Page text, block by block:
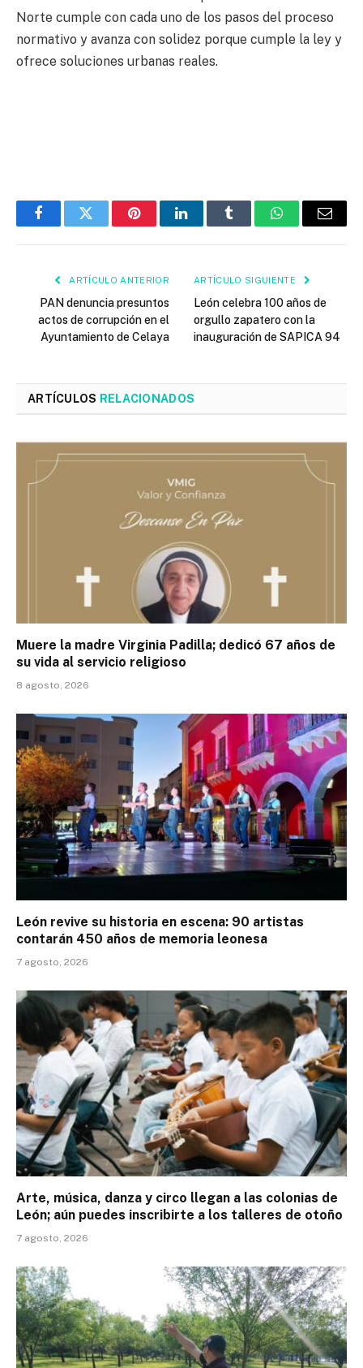
Norte cumple con cada uno de los pasos del proceso
normativo y avanza con solidez porque cumple la ley y
ofrece soluciones urbanas reales.
FacebookTwitter PinterestLinkedInTumblr WhatsAppEmail
ARTÍCULO ANTERIOR
PAN denuncia presuntos
actos de corrupción en el
Ayuntamiento de Celaya
ARTÍCULO SIGUIENTE
León celebra 100 años de
orgullo zapatero con la
inauguración de SAPICA 94
ARTÍCULOS RELACIONADOS
Muere la madre Virginia Padilla; dedicó 67 años de
su vida al servicio religioso
8 agosto, 2026
León revive su historia en escena: 90 artistas
contarán 450 años de memoria leonesa
7 agosto, 2026
Arte, música, danza y circo llegan a las colonias de
León; aún puedes inscribirte a los talleres de otoño
7 agosto, 2026